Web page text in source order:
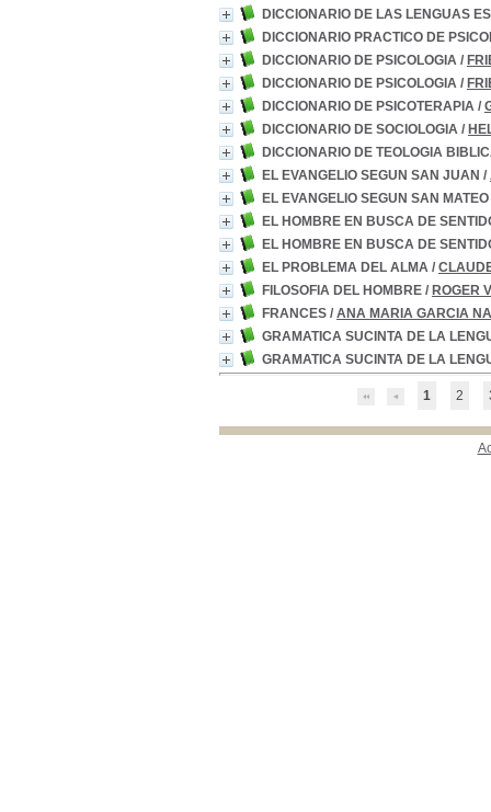
DICCIONARIO DE LAS LENGUAS
DICCIONARIO PRACTICO DE
DICCIONARIO DE PSICOLOGIA /
DICCIONARIO DE PSICOLOGIA /
DICCIONARIO DE PSICOTERAPIA /
DICCIONARIO DE SOCIOLOGIA /
DICCIONARIO DE TEOLOGIA
EL EVANGELIO SEGUN SAN JUAN /
EL EVANGELIO SEGUN SAN MATEO
EL HOMBRE EN BUSCA DE
EL HOMBRE EN BUSCA DE
EL PROBLEMA DEL ALMA /
FILOSOFIA DEL HOMBRE / ROGER
FRANCES / ANA MARIA GARCIA
GRAMATICA SUCINTA DE LA
GRAMATICA SUCINTA DE LA
1 2